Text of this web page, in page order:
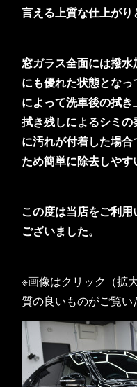
言える上質な仕上がり
窓ガラス全面には撥
にも優れた状態とな
によって洗車後の拭き
拭き残しによるシミ
に汚れが付着した場
ため簡単に除去しやす
この度は当店をご利
ございました。
※画像はクリック（拡
質の良いものがご覧い